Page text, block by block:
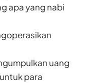
apa yang nabi
uang
para